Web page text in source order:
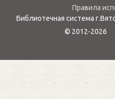
Правила
Библиотечная система
© 2012-2026